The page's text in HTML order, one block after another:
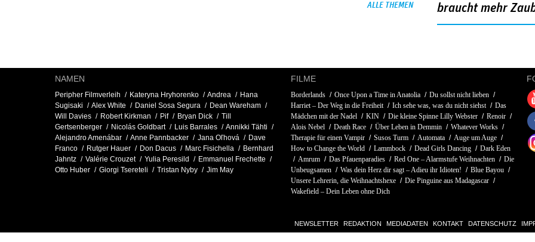
ALLE THEMEN
braucht mehr
NAMEN
Peripher Filmverleih Kateryna Hryhorenko Andrea
Hana
Sugisaki
Alex White Daniel Sosa Segura
Dean Wareham
Will Davies
Robert Kirkman Pif Bryan Dick
Till
Gertsenberger
Nicolás Goldbart Luis Barrales
Annikki Tähti
Alejandro Amenábar
Anne Pannbacker Jana Oľhová
Dave
Franco
Rutger Hauer Don Dacus Marc Fisichella
Bernhard
Jahntz
Valérie Crouzet Yulia Peresild
Emmanuel Frechette
Otto Huber
Giorgi Tsereteli Tristan Nyby Jim May
FILME
Borderlands Once Upon a Time in Anatolia
Du sollst nicht lieben
Harriet – Der Weg in die Freiheit
Ich sehe was, was du nicht siehst
Das
Mädchen mit der Nadel
KIN Die kleine Spinne Lilly Webster
Renoir
Alois Nebel
Death Race Über Leben in Demmin
Whatever Works
Therapie für einen Vampir
Susos Turm Automata
Auge um Auge
How to Change the World
Lammbock Dead Girls Dancing
Dark Eden
Amrum
Das Pfauenparadies Red One – Alarmstufe Weihnachten
Die
Unbeugsamen
Was dein Herz dir sagt – Adieu ihr Idioten!
Blue Bayou
Unsere Lehrerin, die Weihnachtshexe
Die Pinguine aus Madagascar
Wakefield – Dein Leben ohne Dich
NEWSLETTER REDAKTION MEDIADATEN KONTAKT DATENSCHUTZ